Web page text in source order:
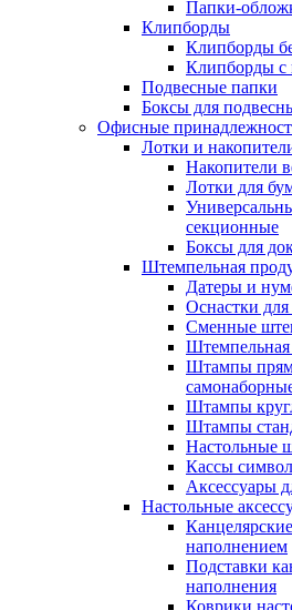
Папки-
Клипборды
Клипборды
Клипборды с
Подвесные папки
Боксы для
Офисные
Лотки и
Накопители
Лотки для
секционные
Боксы для
Штемпельная
Датеры и
Оснастки для
Сменные
Штемпельная
Штампы
Штампы
Штампы
Настольные
Кассы
Аксессуары
Настольные
наполнением
Подставки
наполнения